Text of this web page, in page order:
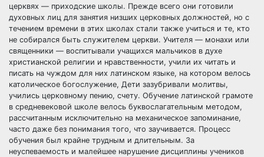
церквях — приходские школы. Прежде всего они готовили
духовных лиц для занятия низших церковных должностей, но с
течением времени в этих школах стали также учиться и те, кто
не собирался быть служителем церкви. Учителя — монахи или
священники — воспитывали учащихся мальчиков в духе
христианской религии и нравственности, учили их читать и
писать на чуждом для них латинском языке, на котором велось
католическое богослужение, Дети зазубривали молитвы,
учились церковному пению, счету. Обучение латинской грамоте
в средневековой школе велось буквослагательным методом,
рассчитанным исключительно на механическое запоминание,
часто даже без понимания того, что заучивается. Процесс
обучения был крайне трудным и длительным. За
неуспеваемость и малейшее нарушение дисциплины учеников